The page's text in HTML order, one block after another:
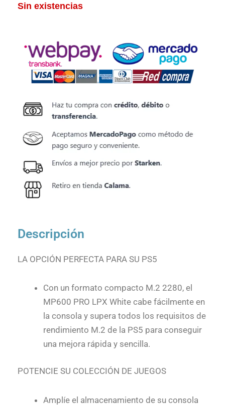
Sin existencias
Descripción
LA OPCIÓN PERFECTA PARA SU PS5
Con un formato compacto M.2 2280, el
MP600 PRO LPX White cabe fácilmente en
la consola y supera todos los requisitos de
rendimiento M.2 de la PS5 para conseguir
una mejora rápida y sencilla.
POTENCIE SU COLECCIÓN DE JUEGOS
Amplíe el almacenamiento de su consola